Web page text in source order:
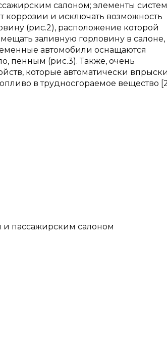
салоном; элементы систем
и исключать возможность
(рис.2), расположение которой
заливную горловину в салоне,
автомобили оснащаются
пенным (рис.3). Также, очень
которые автоматически
в трудносгораемое вещество
и пассажирским салоном